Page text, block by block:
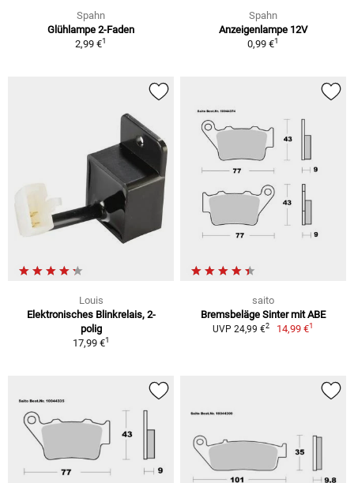
Spahn
Glühlampe 2-Faden
2,99 €1
Spahn
Anzeigenlampe 12V
0,99 €1
Louis
Elektronisches Blinkrelais, 2-
polig
17,99 €1
saito
Bremsbeläge Sinter mit ABE
UVP 24,99 €2 14,99 €1